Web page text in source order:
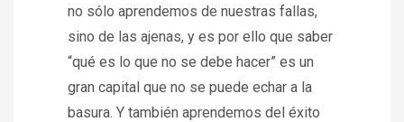
no sólo aprendemos de nuestras fallas,
sino de las ajenas, y es por ello que saber
“qué es lo que no se debe hacer” es un
gran capital que no se puede echar a la
basura. Y también aprendemos del éxito